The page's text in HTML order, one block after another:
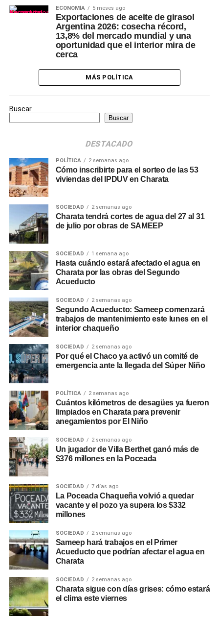
ECONOMÍA 5 meses ago
Exportaciones de aceite de girasol
Argentina 2026: cosecha récord,
13,8% del mercado mundial y una
oportunidad que el interior mira de
cerca
MÁS POLÍTICA
Buscar
Buscar
DESTACADO
POLÍTICA 2 semanas ago
Cómo inscribirte para el sorteo de las 53
viviendas del IPDUV en Charata
SOCIEDAD 2 semanas ago
Charata tendrá cortes de agua del 27 al 31
de julio por obras de SAMEEP
SOCIEDAD 1 semana ago
Hasta cuándo estará afectado el agua en
Charata por las obras del Segundo
Acueducto
SOCIEDAD 2 semanas ago
Segundo Acueducto: Sameep comenzará
trabajos de mantenimiento este lunes en el
interior chaqueño
SOCIEDAD 2 semanas ago
Por qué el Chaco ya activó un comité de
emergencia ante la llegada del Súper Niño
POLÍTICA 2 semanas ago
Cuántos kilómetros de desagües ya fueron
limpiados en Charata para prevenir
anegamientos por El Niño
SOCIEDAD 2 semanas ago
Un jugador de Villa Berthet ganó más de
$376 millones en la Poceada
SOCIEDAD 7 días ago
La Poceada Chaqueña volvió a quedar
vacante y el pozo ya supera los $332
millones
SOCIEDAD 2 semanas ago
Sameep hará trabajos en el Primer
Acueducto que podrían afectar el agua en
Charata
SOCIEDAD 2 semanas ago
Charata sigue con días grises: cómo estará
el clima este viernes